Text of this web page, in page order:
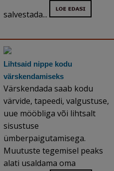
salvestada...
Lihtsaid nippe kodu
värskendamiseks
Värskendada saab kodu
värvide, tapeedi, valgustuse,
uue mööbliga või lihtsalt
sisustuse
ümberpaigutamisega.
Muutuste tegemisel peaks
alati usaldama oma